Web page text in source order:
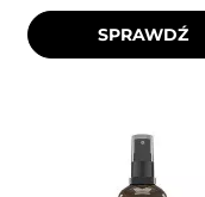
SPRAWDŹ